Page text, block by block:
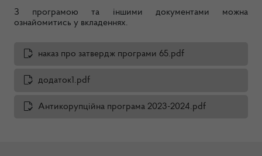
З програмою та іншими документами можна
ознайомитись у вкладеннях.
наказ про затвердж програми 65.pdf
додаток1.pdf
Антикорупційна програма 2023-2024.pdf